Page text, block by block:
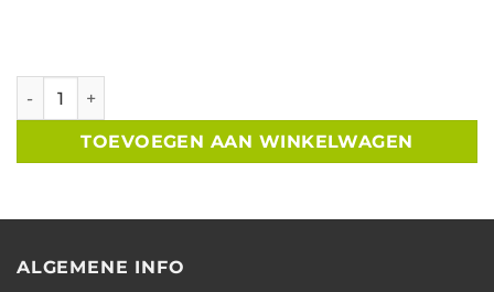
Berging lessenaar geïmpregneerd vuren Zweeds rabat
TOEVOEGEN AAN WINKELWAGEN
ALGEMENE INFO